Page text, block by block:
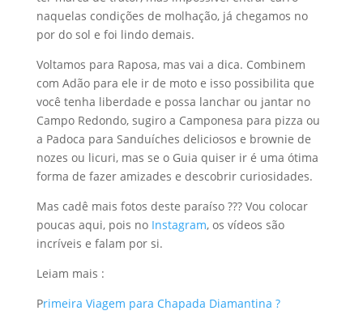
naquelas condições de molhação, já chegamos no
por do sol e foi lindo demais.
Voltamos para Raposa, mas vai a dica. Combinem
com Adão para ele ir de moto e isso possibilita que
você tenha liberdade e possa lanchar ou jantar no
Campo Redondo, sugiro a Camponesa para pizza ou
a Padoca para Sanduíches deliciosos e brownie de
nozes ou licuri, mas se o Guia quiser ir é uma ótima
forma de fazer amizades e descobrir curiosidades.
Mas cadê mais fotos deste paraíso ??? Vou colocar
poucas aqui, pois no Instagram, os vídeos são
incríveis e falam por si.
Leiam mais :
Primeira Viagem para Chapada Diamantina ?